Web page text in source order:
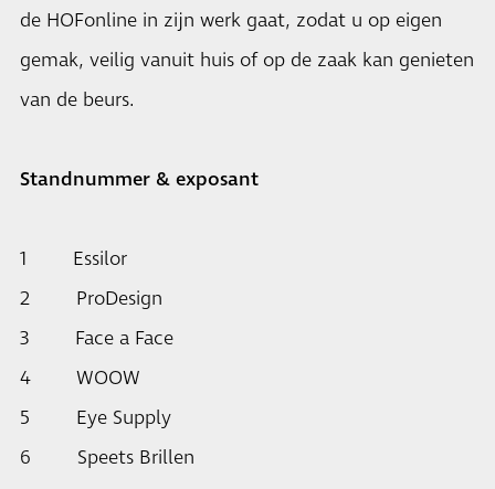
de HOFonline in zijn werk gaat, zodat u op eigen
gemak, veilig vanuit huis of op de zaak kan genieten
van de beurs.
Standnummer & exposant
1 Essilor
2 ProDesign
3 Face a Face
4 WOOW
5 Eye Supply
6 Speets Brillen